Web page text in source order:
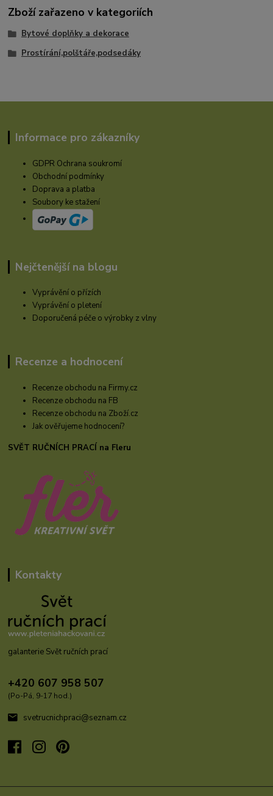
Zboží zařazeno v kategoriích
Bytové doplňky a dekorace
Prostírání,polštáře,podsedáky
Informace pro zákazníky
GDPR Ochrana soukromí
Obchodní podmínky
Doprava a platba
Soubory ke stažení
Nejčtenější na blogu
Vyprávění o přízích
Vyprávění o pletení
Doporučená péče o výrobky z vlny
Recenze a hodnocení
Recenze obchodu na Firmy.cz
Recenze obchodu na FB
Recenze obchodu na Zboží.cz
Jak ověřujeme hodnocení?
SVĚT RUČNÍCH PRACÍ na Fleru
Kontakty
galanterie Svět ručních prací
+420 607 958 507
(Po-Pá, 9-17 hod.)
svetrucnichpraci@seznam.cz